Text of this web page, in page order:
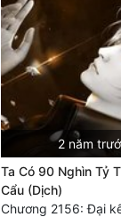
2 năm
Ta Có 90 Nghìn Tỷ
Cẩu (Dịch)
Chương 2156: Đại